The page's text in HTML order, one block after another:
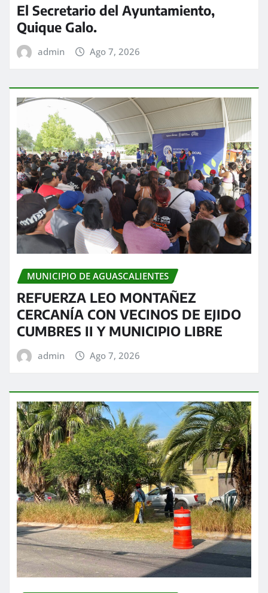
El Secretario del Ayuntamiento,
Quique Galo.
admin Ago 7, 2026
MUNICIPIO DE AGUASCALIENTES
REFUERZA LEO MONTAÑEZ
CERCANÍA CON VECINOS DE EJIDO
CUMBRES II Y MUNICIPIO LIBRE
admin Ago 7, 2026